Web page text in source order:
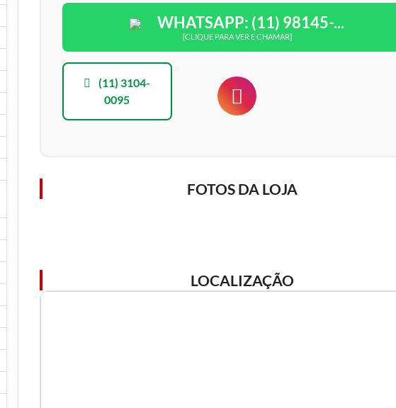
WHATSAPP: (11) 98145-...
[CLIQUE PARA VER E CHAMAR]
(11) 3104-
0095
FOTOS DA LOJA
LOCALIZAÇÃO